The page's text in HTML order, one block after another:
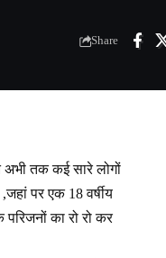
Share
अभी तक कई सारे लोगों
पर एक 18 वर्षीय
का रो रो कर